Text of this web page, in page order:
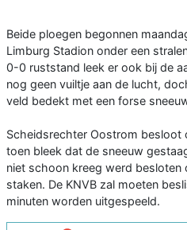
Beide ploegen begonnen
Limburg Stadion onder een
0-0 ruststand leek er ook bij de
nog geen vuiltje aan de lucht,
veld bedekt met een forse
Scheidsrechter Oostrom besloot
toen bleek dat de sneeuw
niet schoon kreeg werd besloten
staken. De KNVB zal moeten
minuten worden uitgespeeld.